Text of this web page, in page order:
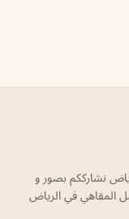
نشارككم بصور و
المقاهي في الرياض